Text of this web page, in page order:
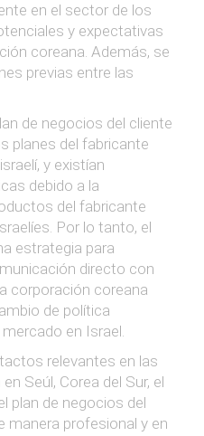
en el sector de los
y expectativas
coreana. Además, se
previas entre las
de negocios del cliente
planes del fabricante
y existían
debido a la
del fabricante
Por lo tanto, el
estrategia para
directo con
corporación coreana
de política
en Israel.
relevantes en las
Seúl, Corea del Sur, el
plan de negocios del
manera profesional y en